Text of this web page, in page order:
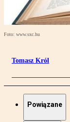
Foto: www.sxc.hu
Tomasz Król
Powiązane